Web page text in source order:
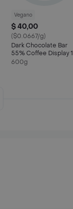
Vegano
$ 40,00
($0.0667/g)
Dark Chocolate Bar
55% Coffee Display
Unds. Mayta
600g